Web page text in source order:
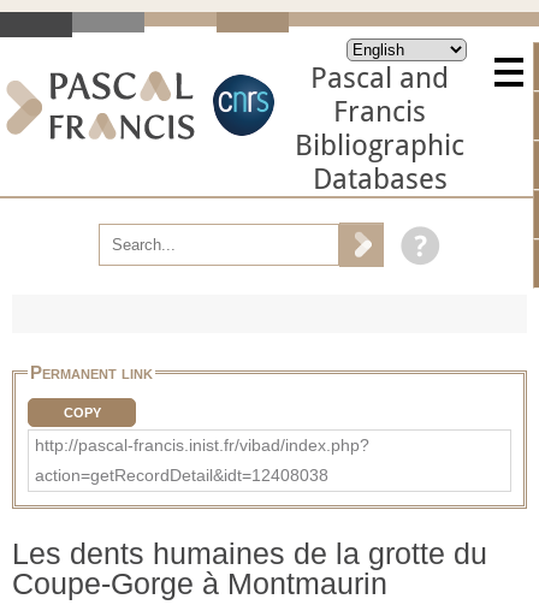
Pascal and
Francis
Bibliographic
Databases
Permanent link
COPY
http://pascal-francis.inist.fr/vibad/index.php?
action=getRecordDetail&idt=12408038
Les dents humaines de la grotte du
Coupe-Gorge à Montmaurin